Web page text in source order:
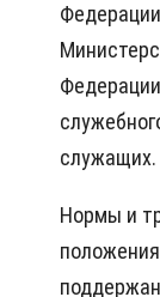
служащих.
Нормы и